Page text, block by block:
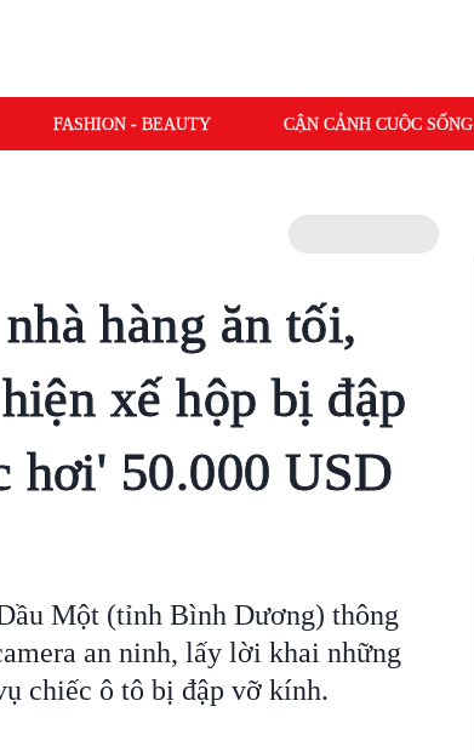
FASHION - BEAUTY CẬN CẢNH CUỘC SỐNG
hàng ăn tối,
xế hộp bị đập
hơi' 50.000 USD
Một (tỉnh Bình Dương) thông
an ninh, lấy lời khai những
chiếc ô tô bị đập vỡ kính.